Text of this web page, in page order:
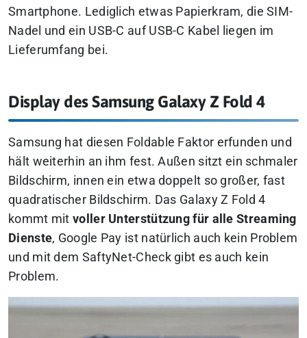
Smartphone. Lediglich etwas Papierkram, die SIM-
Nadel und ein USB-C auf USB-C Kabel liegen im
Lieferumfang bei.
Display des Samsung Galaxy Z Fold 4
Samsung hat diesen Foldable Faktor erfunden und
hält weiterhin an ihm fest. Außen sitzt ein schmaler
Bildschirm, innen ein etwa doppelt so großer, fast
quadratischer Bildschirm. Das Galaxy Z Fold 4
kommt mitvoller Unterstützung für alle Streaming
Dienste, Google Pay ist natürlich auch kein Problem
und mit dem SaftyNet-Check gibt es auch kein
Problem.